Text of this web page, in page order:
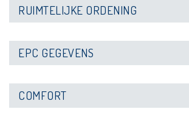
RUIMTELIJKE ORDENING
EPC GEGEVENS
COMFORT